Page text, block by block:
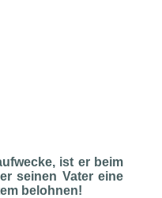
ist er beim
seinen Vater eine
belohnen!